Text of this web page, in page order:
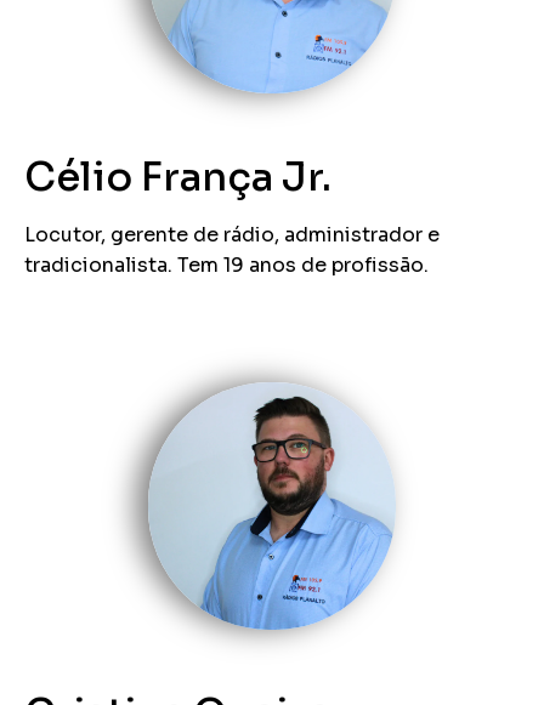
Célio França Jr.
Locutor, gerente de rádio, administrador e
tradicionalista. Tem 19 anos de profissão.